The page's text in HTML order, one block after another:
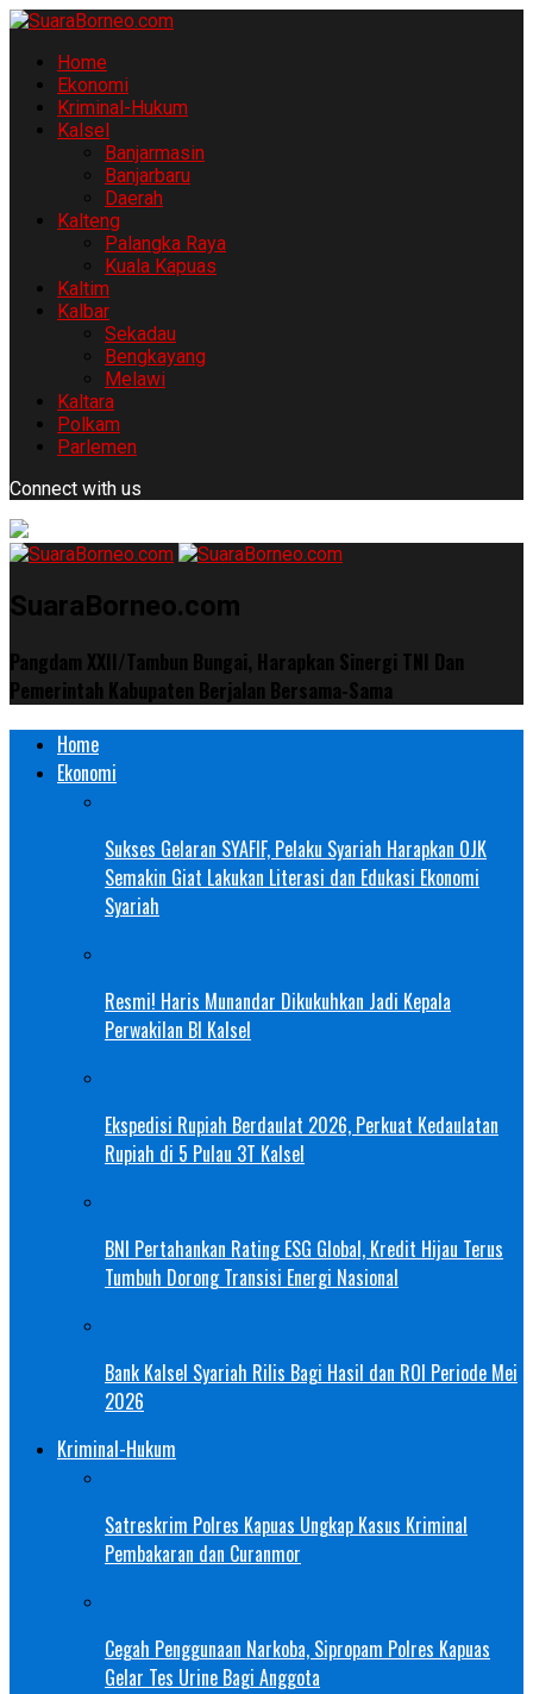
Home
Ekonomi
Kriminal-Hukum
Kalsel
Banjarmasin
Banjarbaru
Daerah
Kalteng
Palangka Raya
Kuala Kapuas
Kaltim
Kalbar
Sekadau
Bengkayang
Melawi
Kaltara
Polkam
Parlemen
Connect with us
SuaraBorneo.com
Pangdam XXII/Tambun Bungai, Harapkan Sinergi TNI Dan
Pemerintah Kabupaten Berjalan Bersama-Sama
Home
Ekonomi
Sukses Gelaran SYAFIF, Pelaku Syariah Harapkan OJK
Semakin Giat Lakukan Literasi dan Edukasi Ekonomi
Syariah
Resmi! Haris Munandar Dikukuhkan Jadi Kepala
Perwakilan BI Kalsel
Ekspedisi Rupiah Berdaulat 2026, Perkuat Kedaulatan
Rupiah di 5 Pulau 3T Kalsel
BNI Pertahankan Rating ESG Global, Kredit Hijau Terus
Tumbuh Dorong Transisi Energi Nasional
Bank Kalsel Syariah Rilis Bagi Hasil dan ROI Periode Mei
2026
Kriminal-Hukum
Satreskrim Polres Kapuas Ungkap Kasus Kriminal
Pembakaran dan Curanmor
Cegah Penggunaan Narkoba, Sipropam Polres Kapuas
Gelar Tes Urine Bagi Anggota